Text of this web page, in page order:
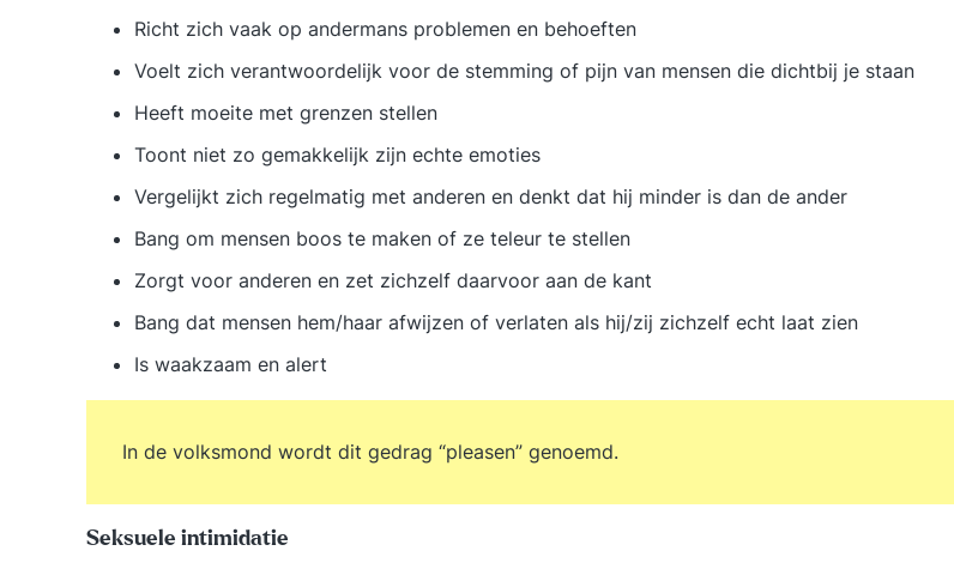
Richt zich vaak op andermans problemen en behoeften
Voelt zich verantwoordelijk voor de stemming of pijn van mensen die dichtbij je staan
Heeft moeite met grenzen stellen
Toont niet zo gemakkelijk zijn echte emoties
Vergelijkt zich regelmatig met anderen en denkt dat hij minder is dan de ander
Bang om mensen boos te maken of ze teleur te stellen
Zorgt voor anderen en zet zichzelf daarvoor aan de kant
Bang dat mensen hem/haar afwijzen of verlaten als hij/zij zichzelf echt laat zien
Is waakzaam en alert
In de volksmond wordt dit gedrag “pleasen” genoemd.
Seksuele intimidatie